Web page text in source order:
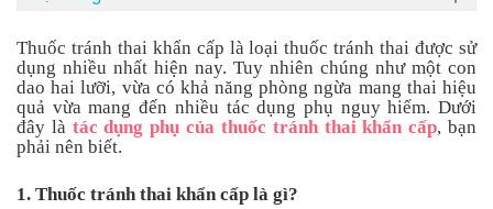
Bé
Bé
đi
ra
ngoài
Bé
Thuốc tránh thai khẩn cấp là loại thuốc tránh thai được sử
dụng nhiều nhất hiện nay. Tuy nhiên chúng như một con
dao hai lưỡi, vừa có khả năng phòng ngừa mang thai hiệu
quả vừa mang đến nhiều tác dụng phụ nguy hiểm. Dưới
đây là tác dụng phụ của thuốc tránh thai khẩn cấp, bạn
phải nên biết.
1. Thuốc tránh thai khẩn cấp là gì?